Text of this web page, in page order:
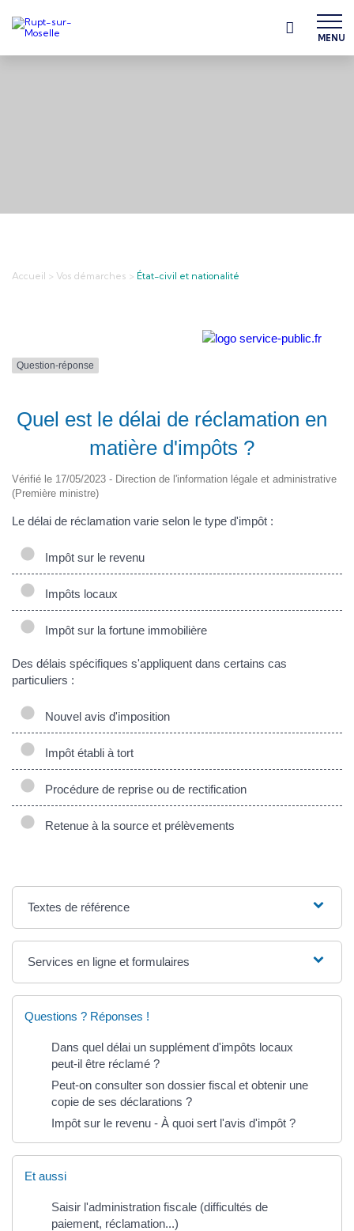
MENU
Accueil > Vos démarches > État-civil et nationalité
Question-réponse
Quel est le délai de réclamation en
matière d'impôts ?
Vérifié le 17/05/2023 - Direction de l'information légale et administrative
(Première ministre)
Le délai de réclamation varie selon le type d'impôt :
Impôt sur le revenu
Impôts locaux
Impôt sur la fortune immobilière
Des délais spécifiques s'appliquent dans certains cas
particuliers :
Nouvel avis d'imposition
Impôt établi à tort
Procédure de reprise ou de rectification
Retenue à la source et prélèvements
Textes de référence
Services en ligne et formulaires
Questions ? Réponses !
Dans quel délai un supplément d'impôts locaux
peut-il être réclamé ?
Peut-on consulter son dossier fiscal et obtenir une
copie de ses déclarations ?
Impôt sur le revenu - À quoi sert l'avis d'impôt ?
Et aussi
Saisir l'administration fiscale (difficultés de
paiement, réclamation...)